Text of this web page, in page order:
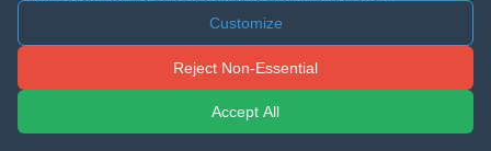
seitiges Dokument könnte einige Minuten
dauern. Dateien mit höherer Auflösung brauchen
länger zum Verarbeiten.
Customize
Reject Non-Essential
Accept All